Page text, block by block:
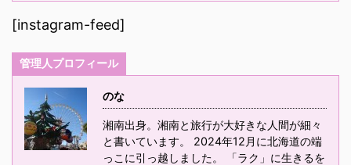
[instagram-feed]
管理人プロフィール
のな
湘南出身。湘南と旅行が大好きな人間が細々
と書いています。 2024年12月に北海道の端
っこに引っ越しました。 「ラク」に生きるを